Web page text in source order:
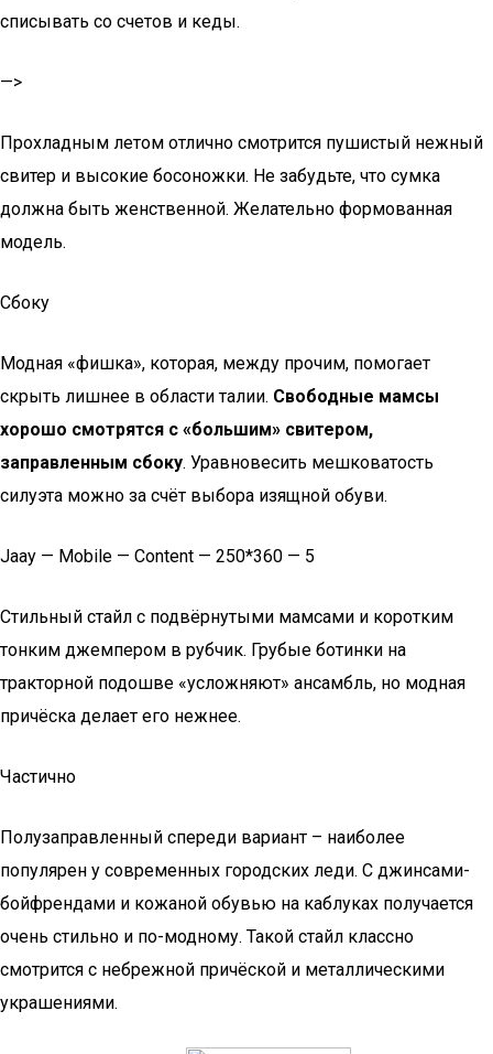
списывать со счетов и кеды.
—>
Прохладным летом отлично смотрится пушистый нежный
свитер и высокие босоножки. Не забудьте, что сумка
должна быть женственной. Желательно формованная
модель.
Сбоку
Модная «фишка», которая, между прочим, помогает
скрыть лишнее в области талии. Свободные мамсы
хорошо смотрятся с «большим» свитером,
заправленным сбоку. Уравновесить мешковатость
силуэта можно за счёт выбора изящной обуви.
Jaay — Mobile — Content — 250*360 — 5
Стильный стайл с подвёрнутыми мамсами и коротким
тонким джемпером в рубчик. Грубые ботинки на
тракторной подошве «усложняют» ансамбль, но модная
причёска делает его нежнее.
Частично
Полузаправленный спереди вариант – наиболее
популярен у современных городских леди. С джинсами-
бойфрендами и кожаной обувью на каблуках получается
очень стильно и по-модному. Такой стайл классно
смотрится с небрежной причёской и металлическими
украшениями.